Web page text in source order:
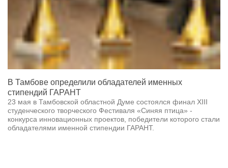
В Тамбове определили обладателей именных
стипендий ГАРАНТ
23 мая в Тамбовской областной Думе состоялся финал XIII
студенческого творческого Фестиваля «Синяя птица» -
конкурса инновационных проектов, победители которого стали
обладателями именной стипендии ГАРАНТ.